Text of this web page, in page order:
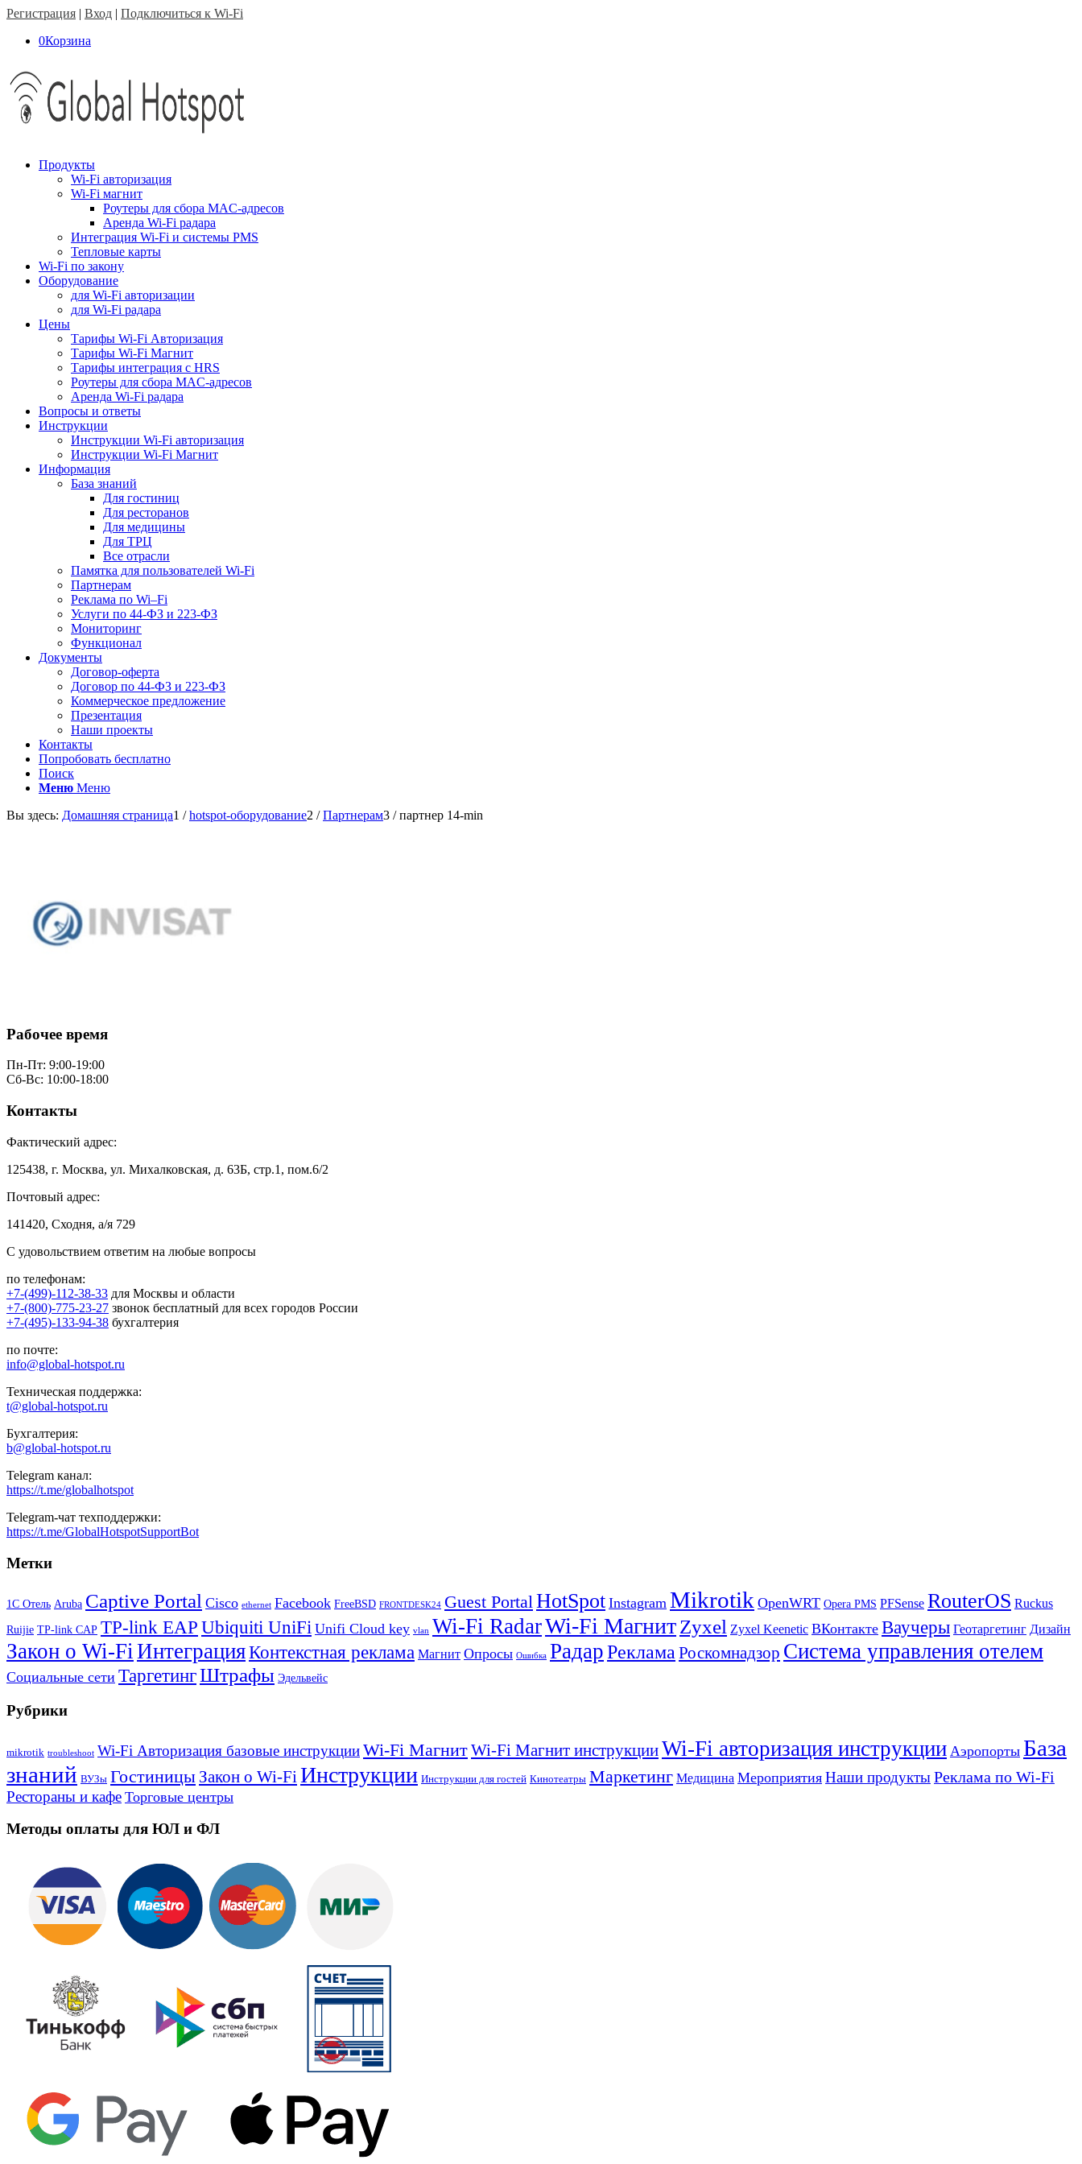
Регистрация | Вход | Подключиться к Wi-Fi
0Корзина
Продукты
Wi-Fi авторизация
Wi-Fi магнит
Роутеры для сбора MAC-адресов
Аренда Wi-Fi радара
Интеграция Wi-Fi и системы PMS
Тепловые карты
Wi-Fi по закону
Оборудование
для Wi-Fi авторизации
для Wi-Fi радара
Цены
Тарифы Wi-Fi Авторизация
Тарифы Wi-Fi Магнит
Тарифы интеграция с HRS
Роутеры для сбора MAC-адресов
Аренда Wi-Fi радара
Вопросы и ответы
Инструкции
Инструкции Wi-Fi авторизация
Инструкции Wi-Fi Магнит
Информация
База знаний
Для гостиниц
Для ресторанов
Для медицины
Для ТРЦ
Все отрасли
Памятка для пользователей Wi-Fi
Партнерам
Реклама по Wi–Fi
Услуги по 44-ФЗ и 223-ФЗ
Мониторинг
Функционал
Документы
Договор-оферта
Договор по 44-ФЗ и 223-ФЗ
Коммерческое предложение
Презентация
Наши проекты
Контакты
Попробовать бесплатно
Поиск
Меню Меню
Вы здесь: Домашняя страница1 / hotspot-оборудование2 / Партнерам3 / партнер 14-min
Рабочее время
Пн-Пт: 9:00-19:00
Сб-Вс: 10:00-18:00
Контакты
Фактический адрес:
125438, г. Москва, ул. Михалковская, д. 63Б, стр.1, пом.6/2
Почтовый адрес:
141420, Сходня, а/я 729
С удовольствием ответим на любые вопросы
по телефонам:
+7-(499)-112-38-33 для Москвы и области
+7-(800)-775-23-27 звонок бесплатный для всех городов России
+7-(495)-133-94-38 бухгалтерия
по почте:
info@global-hotspot.ru
Техническая поддержка:
t@global-hotspot.ru
Бухгалтерия:
b@global-hotspot.ru
Telegram канал:
https://t.me/globalhotspot
Telegram-чат техподдержки:
https://t.me/GlobalHotspotSupportBot
Метки
1С Отель Aruba Captive Portal Cisco ethernet Facebook FreeBSD FRONTDESK24 Guest PortalHotSpot Instagram Mikrotik OpenWRT Opera PMS PFSense RouterOS Ruckus
Ruijie TP-link CAP TP-link EAP Ubiquiti UniFi Unifi Cloud key vlan Wi-Fi RadarWi-Fi МагнитZyxel Zyxel Keenetic ВКонтакте Ваучеры Геотаргетинг Дизайн
Закон о Wi-FiИнтеграцияКонтекстная реклама Магнит Опросы Ошибка РадарРеклама Роскомнадзор Система управления отелем
Социальные сети ТаргетингШтрафы Эдельвейс
Рубрики
mikrotik troubleshoot Wi-Fi Авторизация базовые инструкцииWi-Fi МагнитWi-Fi Магнит инструкцииWi-Fi авторизация инструкции Аэропорты База
знаний ВУЗы Гостиницы Закон о Wi-Fi Инструкции Инструкции для гостей Кинотеатры Маркетинг Медицина Мероприятия Наши продуктыРеклама по Wi-Fi
Рестораны и кафе Торговые центры
Методы оплаты для ЮЛ и ФЛ